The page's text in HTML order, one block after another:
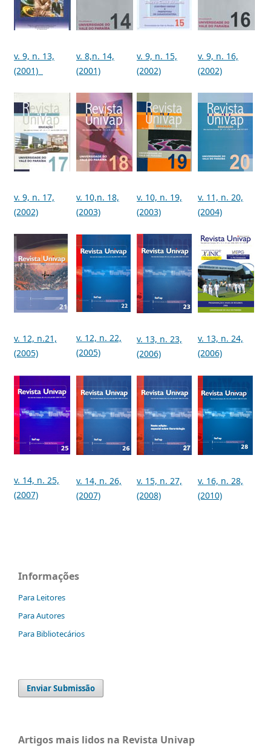
v. 9, n. 13,
(2001)
v. 8,n. 14,
(2001)
v. 9, n. 15,
(2002)
v. 9, n. 16,
(2002)
v. 9, n. 17,
(2002)
v. 10,n. 18,
(2003)
v. 10, n. 19,
(2003)
v. 11, n. 20,
(2004)
v. 12, n.21,
(2005)
v. 12, n. 22,
(2005)
v. 13, n. 23,
(2006)
v. 13, n. 24,
(2006)
v. 14, n. 25,
(2007)
v. 14, n. 26,
(2007)
v. 15, n. 27,
(2008)
v. 16, n. 28,
(2010)
Informações
Para Leitores
Para Autores
Para Bibliotecários
Enviar Submissão
Artigos mais lidos na Revista Univap